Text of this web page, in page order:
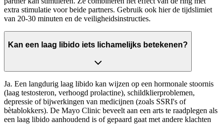
extra stimulatie voor beide partners. Gebruik ook hier de tijdslimiet
van 20-30 minuten en de veiligheidsinstructies.
Kan een laag libido iets lichamelijks betekenen?
Ja. Een langdurig laag libido kan wijzen op een hormonale stoornis
(laag testosteron, verhoogd prolactine), schildklierproblemen,
depressie of bijwerkingen van medicijnen (zoals SSRI's of
bètablokkers). De Mayo Clinic beveelt aan een arts te raadplegen als
een laag libido aanhoudend is of gepaard gaat met andere klachten